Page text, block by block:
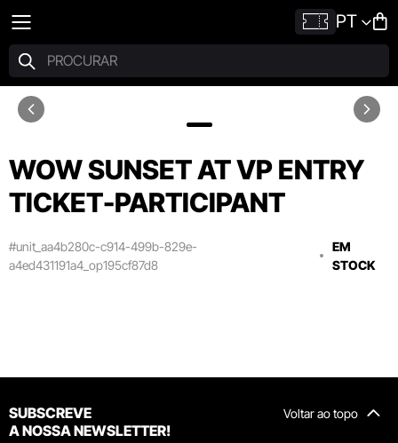
PT
WOW SUNSET AT VP ENTRY
TICKET-PARTICIPANT
#unit_aa4b280c-c914-499b-829e-
a4ed431191a4_op195cf87d8
EM
STOCK
Voltar ao topo
SUBSCREVE
A NOSSA NEWSLETTER!